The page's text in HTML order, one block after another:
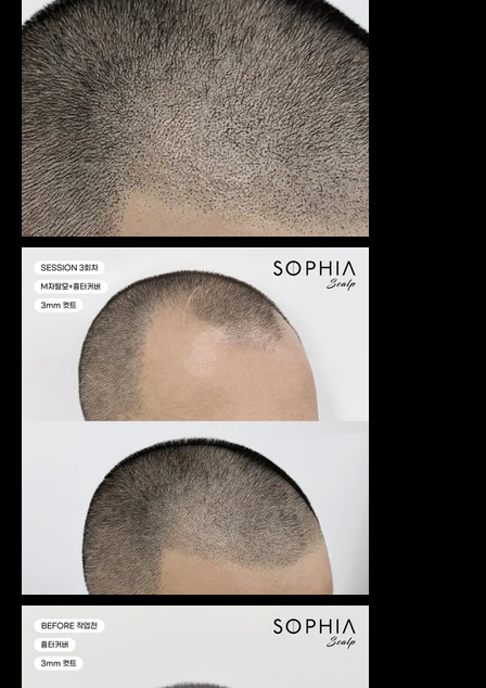
의 착색과
번짐에 대
한 이해도
가 높을 수
밖에 없어
요. 번지지